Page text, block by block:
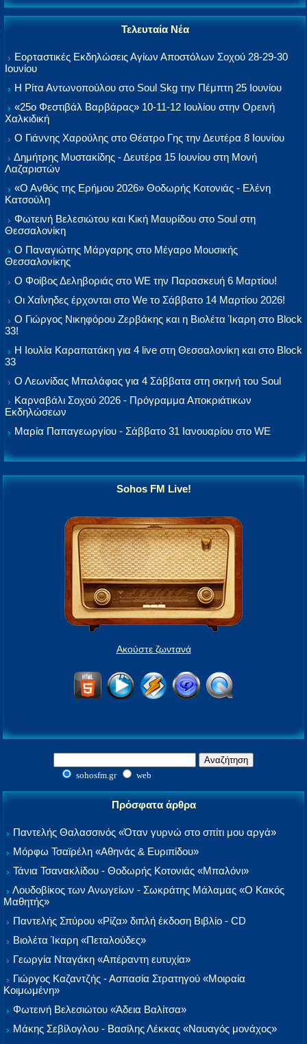
Τελευταία Νέα
Εορταστικές Εκδηλώσεις Αγίων Αποστόλων Σοχού 28-29-30
Ιουνίου
Η Ρίτα Αντωνοπούλου στο Soul Skg την Πέμπτη 25 Ιουνίου
«25ο Φεστιβάλ Βαρβάρας» 10-11-12 Ιουλίου στην Ορεινή
Χαλκιδική
Ο Γιάννης Χαρούλης στο Θέατρο Γης την Δευτέρα 8 Ιουνίου
Δημήτρης Μυστακίδης - Δευτέρα 15 Ιουνίου στη Μονή
Λαζαριστών
«Ο Ανθός της Ερήμου 2026» Θοδωρής Κοτονιάς - Ελένη
Κατσούλη
Φωτεινή Βελεσιώτου και Κική Μαυρίδου στο Soul στη
Θεσσαλονίκη
Ο Παναγιώτης Μάργαρης στο Μέγαρο Μουσικής
Θεσσαλονίκης
Ο Φοίβος Δεληβοριάς στο WE την Παρασκευή 6 Μαρτίου!
Οι Χαΐνηδες έρχονται στο We το Σάββατο 14 Μαρτίου 2026!
Ο Γιώργος Νικηφόρου Ζερβάκης και η Βιολέτα Ίκαρη στο Block
33!
Η Ιουλία Καραπατάκη για 4 live στη Θεσσαλονίκη και στο Block
33
Ο Λεωνίδας Μπαλάφας για 4 Σάββατα στη σκηνή του Soul
Καρναβάλι Σοχού 2026 - Πρόγραμμα Αποκριάτικων
Εκδηλώσεων
Μαρία Παπαγεωργίου - Σάββατο 31 Ιανουαρίου στο WE
Sohos FM Live!
Ακούστε ζωντανά
sohosfm.gr web
Πρόσφατα άρθρα
Παντελής Θαλασσινός «Όταν γυρνώ στο σπίτι μου αργά»
Μόρφω Τσαϊρέλη «Αθηνάς & Ευριπίδου»
Τάνια Τσανακλίδου - Θοδωρής Κοτονιάς «Μπαλόνι»
Λουδοβίκος των Ανωγείων - Σωκράτης Μάλαμας «Ο Κακός
Μαθητής»
Παντελής Σπύρου «Ρίζα» διπλή έκδοση Βιβλίο - CD
Βιολέτα Ίκαρη «Πεταλούδες»
Γεωργία Νταγάκη «Aπέραντη ευτυχία»
Γιώργος Καζαντζής - Ασπασία Στρατηγού «Μοιραία
Κοιμωμένη»
Φωτεινή Βελεσιώτου «Άδεια Βαλίτσα»
Μάκης Σεβίλογλου - Βασίλης Λέκκας «Ναυαγός μονάχος»